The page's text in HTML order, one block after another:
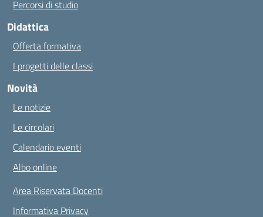
Percorsi di studio
Didattica
Offerta formativa
I progetti delle classi
Novità
Le notizie
Le circolari
Calendario eventi
Albo online
Area Riservata Docenti
Informativa Privacy